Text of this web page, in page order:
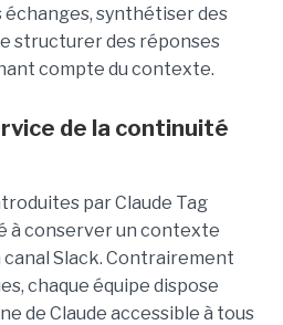
échanges, synthétiser des
structurer des réponses
compte du contexte.
de la continuité
par Claude Tag
à conserver un contexte
canal Slack. Contrairement
chaque équipe dispose
de Claude accessible à tous